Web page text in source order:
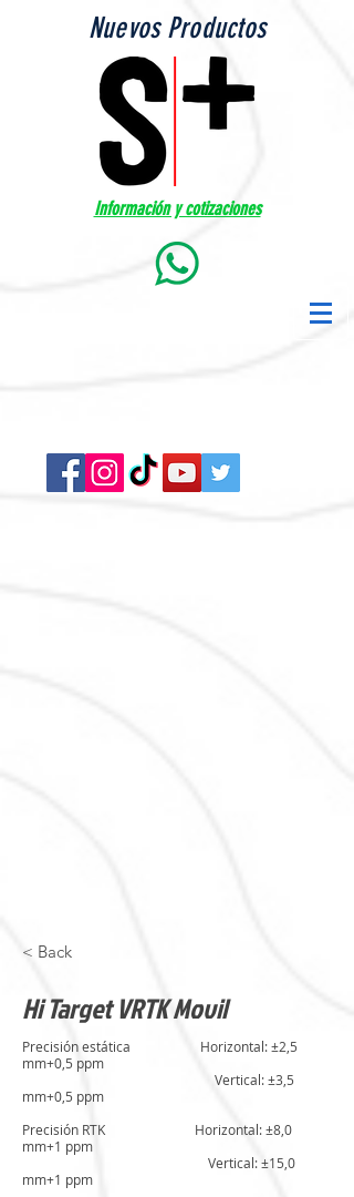
Nuevos Productos
Información y cotizaciones
< Back
Hi Target VRTK Movil
Precisión estática Horizontal: ±2,5
mm+0,5 ppm
Vertical: ±3,5
mm+0,5 ppm
Precisión RTK Horizontal: ±8,0
mm+1 ppm
Vertical: ±15,0
mm+1 ppm